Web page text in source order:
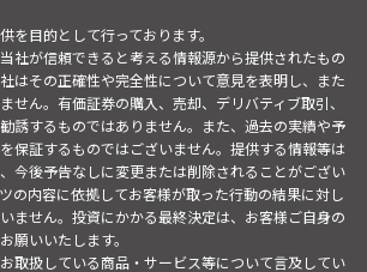
を目的として行っております。
社が信頼できると考える情報源から提供されたもの
はその正確性や完全性について意見を表明し、また
せん。有価証券の購入、売却、デリバティブ取引、
誘するものではありません。また、過去の実績や予
保証するものではございません。提供する情報等は
今後予告なしに変更または削除されることがござい
の内容に依拠してお客様が取った行動の結果に対し
ません。投資にかかる最終決定は、お客様ご自身の
願いいたします。
取扱している商品・サービス等について言及してい